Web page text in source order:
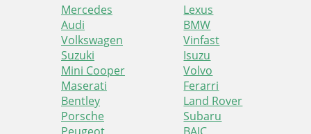
Mercedes
Lexus
Audi
BMW
Volkswagen
Vinfast
Suzuki
Isuzu
Mini Cooper
Volvo
Maserati
Ferarri
Bentley
Land Rover
Porsche
Subaru